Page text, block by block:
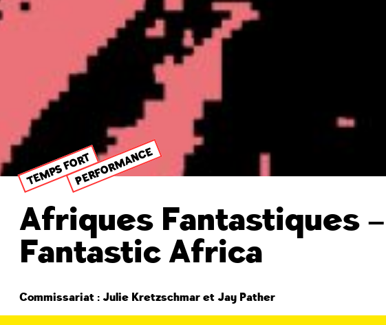
TEMPS FORTPERFORMANCE
Afriques Fantastiques –
Fantastic Africa
Commissariat : Julie Kretzschmar et Jay Pather